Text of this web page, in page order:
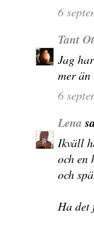
6
Tant
Jag
mer
6
Lena
Ikväll
och en
och
Ha det